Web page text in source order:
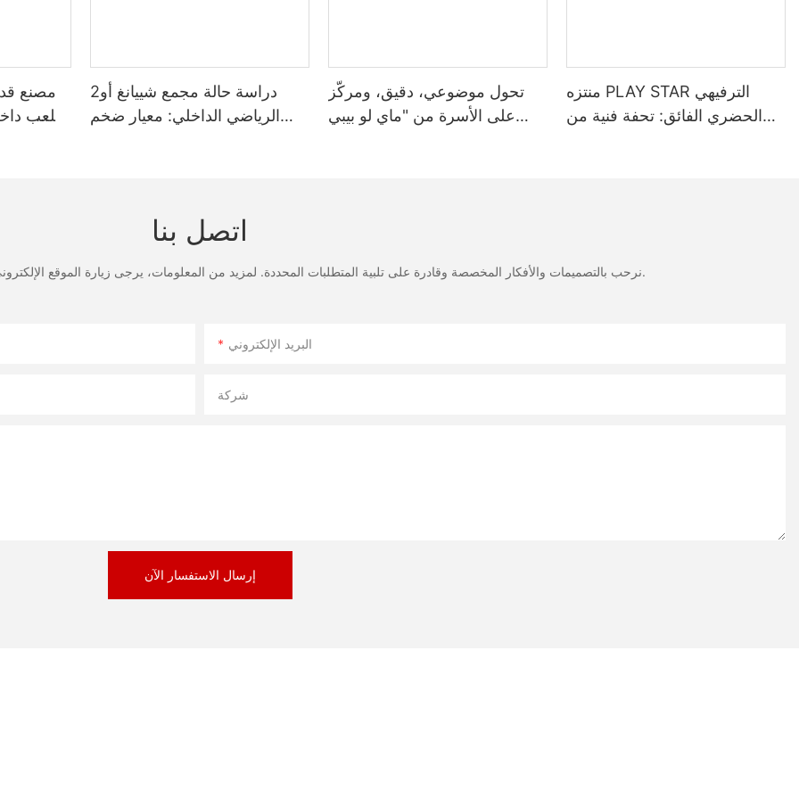
to maximizing revenue and profits, the design of the center can make a significant impact on the overall customer
for visitors, family entertainment centers can attract more customers, keep them coming back for more, and ultimately achieve
مصنع
ملعب
دراسة حالة مجمع شييانغ أو2
الرياضي الداخلي: معيار ضخم
تحول موضوعي، دقيق، ومركّز
على الأسرة من "ماي لو بيبي
منتزه PLAY STAR الترفيهي
الحضري الفائق: تحفة فنية من
اتصل بنا
نرحب بالتصميمات والأفكار المخصصة وقادرة على تلبية المتطلبات المحددة. لمزيد من المعلومات، يرجى زيارة الموقع الإلكتروني أو الاتصال بنا مباشرة مع أسئلة أو استفسارات.
البريد الإلكتروني
شركة
إرسال الاستفسار الآن